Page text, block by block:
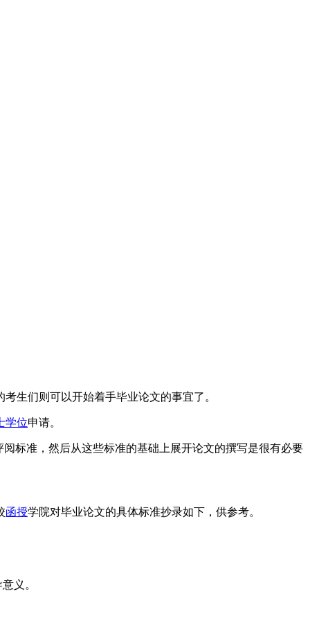
生们则可以开始着手毕业论文的事宜了。
学位申请。
标准，然后从这些标准的基础上展开论文的撰写是很有必要
函授学院对毕业论文的具体标准抄录如下，供参考。
义。